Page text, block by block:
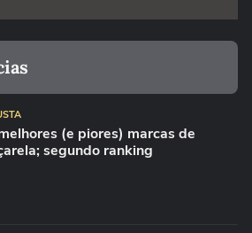
(e piores) marcas de
segundo ranking